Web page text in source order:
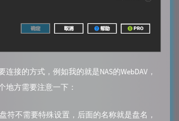
接的方式，例如我的就是NAS的WebDAV，
地方需要注意一下：
符不需要特殊设置，后面的名称就是盘名，